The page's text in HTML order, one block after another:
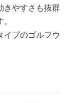
きやすさも抜群
イプのゴルフウ